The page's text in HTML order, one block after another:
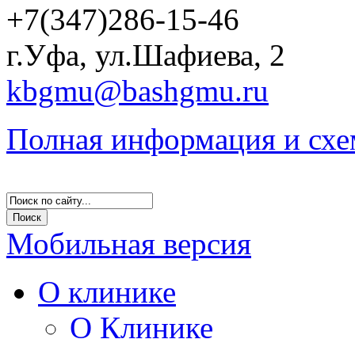
+7(347)286-15-46
г.Уфа, ул.Шафиева, 2
kbgmu@bashgmu.ru
Полная информация и
Мобильная версия
О клинике
О Клинике